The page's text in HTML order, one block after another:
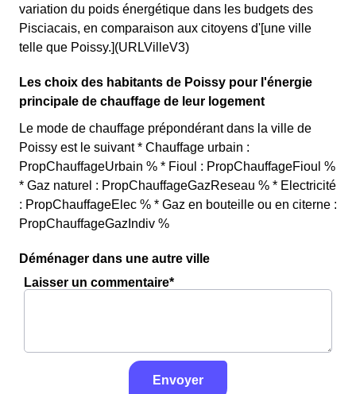
variation du poids énergétique dans les budgets des
Pisciacais, en comparaison aux citoyens d'[une ville
telle que Poissy.](URLVilleV3)
Les choix des habitants de Poissy pour l'énergie
principale de chauffage de leur logement
Le mode de chauffage prépondérant dans la ville de
Poissy est le suivant * Chauffage urbain :
PropChauffageUrbain % * Fioul : PropChauffageFioul %
* Gaz naturel : PropChauffageGazReseau % * Electricité
: PropChauffageElec % * Gaz en bouteille ou en citerne :
PropChauffageGazIndiv %
Déménager dans une autre ville
Laisser un commentaire*
Envoyer